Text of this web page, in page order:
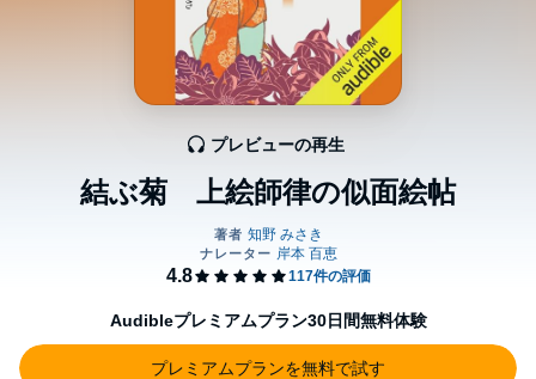
結ぶ菊 上絵師律の似面絵帖
プレビューの再生
Audibleプレミアムプラン30日間無料体験
プレミアムプランを無料で試す